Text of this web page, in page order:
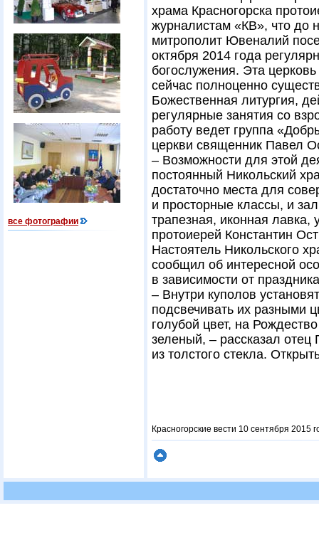
все фотографии
храма Красногорска
журналистам «КВ», что до
митрополит Ювеналий
октября 2014 года
богослужения. Эта
сейчас полноценно
Божественная литургия,
регулярные занятия со
работу ведет группа
церкви священник Павел
– Возможности для этой
постоянный Никольский
достаточно места для
и просторные классы, и
трапезная, иконная
протоиерей Константин
Настоятель Никольского
сообщил об интересной
в зависимости от
– Внутри куполов
подсвечивать их разными
голубой цвет, на
зеленый, – рассказал отец
из толстого стекла.
Красногорские вести 10 сентября 2015